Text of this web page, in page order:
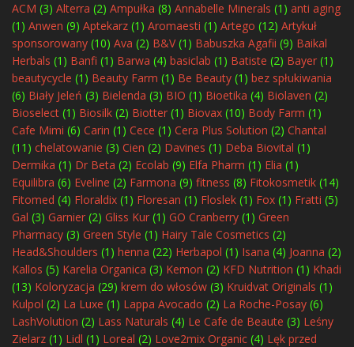
ACM (3) Alterra (2) Ampułka (8) Annabelle Minerals (1) anti aging
(1) Anwen (9) Aptekarz (1) Aromaesti (1) Artego (12) Artykuł
sponsorowany (10) Ava (2) B&V(1) Babuszka Agafii (9) Baikal
Herbals (1) Banfi (1) Barwa (4) basiclab (1) Batiste (2) Bayer (1)
beautycycle (1) Beauty Farm (1) Be Beauty (1) bez spłukiwania
(6) Biały Jeleń (3) Bielenda (3) BIO (1) Bioetika (4) Biolaven (2)
Bioselect (1) Biosilk (2) Biotter (1) Biovax (10) Body Farm (1)
Cafe Mimi (6) Carin (1) Cece (1) Cera Plus Solution (2) Chantal
(11) chelatowanie (3) Cien (2) Davines (1) Deba Biovital (1)
Dermika (1) Dr Beta (2) Ecolab (9) Elfa Pharm (1) Elia (1)
Equilibra (6) Eveline (2) Farmona (9) fitness (8) Fitokosmetik (14)
Fitomed (4) Floraldix (1) Floresan (1) Floslek (1) Fox (1) Fratti (5)
Gal (3) Garnier (2) Gliss Kur (1) GO Cranberry (1) Green
Pharmacy (3) Green Style (1) Hairy Tale Cosmetics (2)
Head&Shoulders (1) henna (22) Herbapol (1) Isana (4) Joanna (2)
Kallos (5) Karelia Organica (3) Kemon (2) KFD Nutrition (1) Khadi
(13) Koloryzacja (29) krem do włosów (3) Kruidvat Originals (1)
Kulpol (2) La Luxe (1) Lappa Avocado (2) La Roche-Posay (6)
LashVolution (2) Lass Naturals (4) Le Cafe de Beaute (3) Leśny
Zielarz (1) Lidl (1) Loreal (2) Love2mix Organic (4) Lęk przed